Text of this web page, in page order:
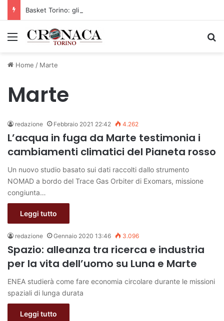
Menu
Home / Marte
Marte
redazione Febbraio 2021 22:42 4.262
L’acqua in fuga da Marte testimonia i
cambiamenti climatici del Pianeta rosso
Un nuovo studio basato sui dati raccolti dallo strumento
NOMAD a bordo del Trace Gas Orbiter di Exomars, missione
congiunta…
Leggi tutto
redazione Gennaio 2020 13:46 3.096
Spazio: alleanza tra ricerca e industria
per la vita dell’uomo su Luna e Marte
ENEA studierà come fare economia circolare durante le missioni
spaziali di lunga durata
Leggi tutto